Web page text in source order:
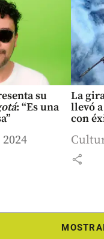
su
: “Es una
La
llevó
con
share